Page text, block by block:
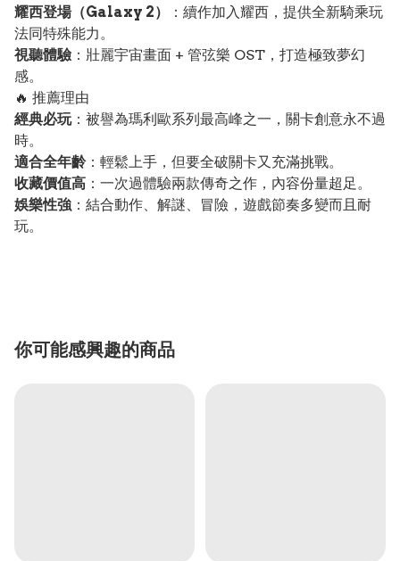
耀西登場（Galaxy 2）
：續作加入耀西，提供全新騎乘玩
法同特殊能力。
視聽體驗 ：壯麗宇宙畫面 + 管弦樂 OST，打造極致夢幻
感。
🔥 推薦理由
經典必玩：被譽為瑪利歐系列最高峰之一，關卡創意永不過
時。
適合全年齡：輕鬆上手，但要全破關卡又充滿挑戰。
收藏價值高 ：一次過體驗兩款傳奇之作，內容份量超足。
娛樂性強 ：結合動作、解謎、冒險，遊戲節奏多變而且耐
玩。
你可能感興趣的商品